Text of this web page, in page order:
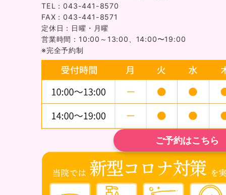
TEL：043-441-8570
FAX：043-441-8571
定休日：日曜・月曜
営業時間：10:00～13:00、14:00〜19:00
※完全予約制
ご予約はこちら